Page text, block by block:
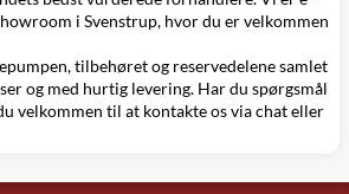
i Svenstrup, hvor du er velkommen
tilbehøret og reservedelene samlet
og med hurtig levering. Har du spørgsmål
velkommen til at kontakte os via chat eller